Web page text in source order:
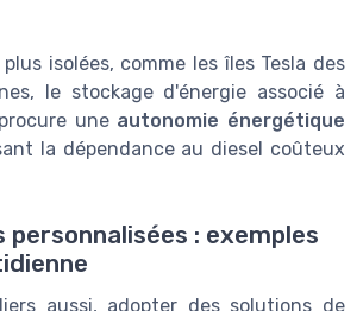
isolées, comme les îles Tesla des
le stockage d'énergie associé à
une autonomie énergétique
la dépendance au diesel coûteux
personnalisées : exemples
aussi, adopter des solutions de